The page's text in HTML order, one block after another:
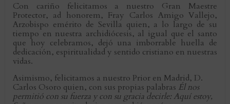
Con cariño felicitamos a nuestro Gran Maestre
Protector, ad honorem, Fray Carlos Amigo Vallejo,
Arzobispo emérito de Sevilla quien, a lo largo de su
tiempo en nuestra archidiócesis, al igual que el santo
que hoy celebramos, dejó una imborrable huella de
dedicación, espiritualidad y sentido cristiano en nuestras
vidas.
Asimismo, felicitamos a nuestro Prior en Madrid, D.
Carlos Osoro quien, con sus propias palabras Él nos
permitió con su fuerza y con su gracia decirle: Aquí estoy,